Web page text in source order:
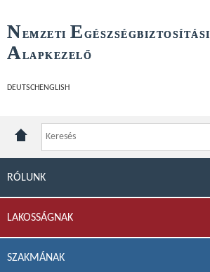
NEMZETI E GÉSZSÉGBIZTOSÍTÁSI
ALAPKEZELŐ
DEUTSCH ENGLISH
RÓLUNK
LAKOSSÁGNAK
SZAKMÁNAK